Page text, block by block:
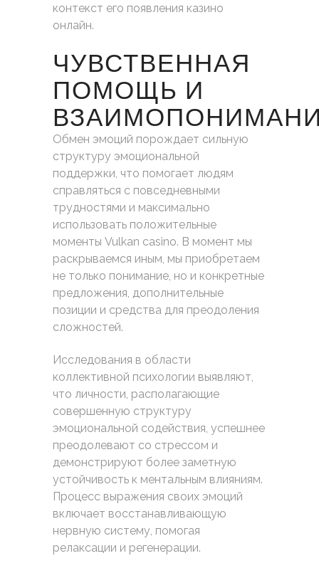
контекст его появления казино
онлайн.
ЧУВСТВЕННАЯ
ПОМОЩЬ И
Обмен эмоций порождает сильную
структуру эмоциональной
поддержки, что помогает людям
справляться с повседневными
трудностями и максимально
использовать положительные
моменты Vulkan casino. В момент мы
раскрываемся иным, мы приобретаем
не только понимание, но и конкретные
предложения, дополнительные
позиции и средства для преодоления
сложностей.
Исследования в области
коллективной психологии выявляют,
что личности, располагающие
совершенную структуру
эмоциональной содействия, успешнее
преодолевают со стрессом и
демонстрируют более заметную
устойчивость к ментальным влияниям.
Процесс выражения своих эмоций
включает восстанавливающую
нервную систему, помогая
релаксации и регенерации.